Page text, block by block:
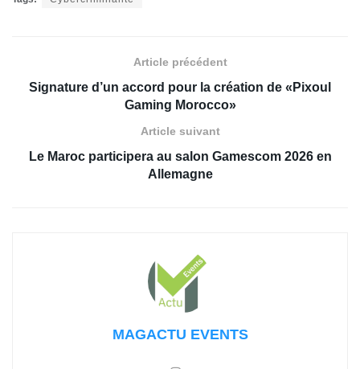
Article précédent
Signature d’un accord pour la création de «Pixoul
Gaming Morocco»
Article suivant
Le Maroc participera au salon Gamescom 2026 en
Allemagne
MAGACTU EVENTS